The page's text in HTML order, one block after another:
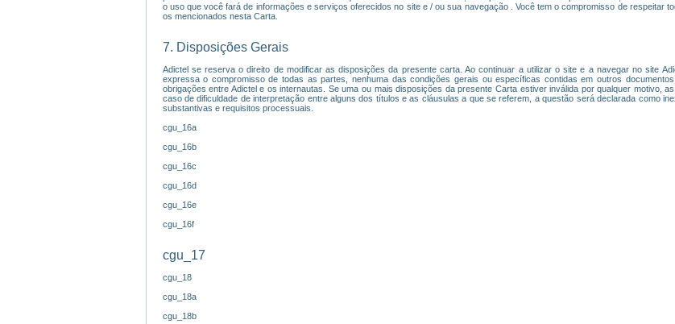
o uso que você fará de informações e serviços oferecidos no site e / ou sua navegação . Você tem o compromisso de respeitar
os mencionados nesta Carta.
7. Disposições Gerais
Adictel se reserva o direito de modificar as disposições da presente carta. Ao continuar a utilizar o site e a navegar no site
expressa o compromisso de todas as partes, nenhuma das condições gerais ou específicas contidas em outros
obrigações entre Adictel e os internautas. Se uma ou mais disposições da presente Carta estiver inválida por qualquer motivo,
caso de dificuldade de interpretação entre alguns dos títulos e as cláusulas a que se referem, a questão será declarada como
substantivas e requisitos processuais.
cgu_16a
cgu_16b
cgu_16c
cgu_16d
cgu_16e
cgu_16f
cgu_17
cgu_18
cgu_18a
cgu_18b